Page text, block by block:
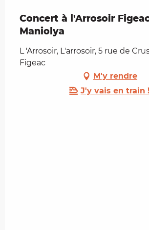
Concert à l'Arrosoir
Maniolya
L 'Arrosoir, L'arrosoir, 5 rue de
Figeac
M'y rendre
J'y vais en train !